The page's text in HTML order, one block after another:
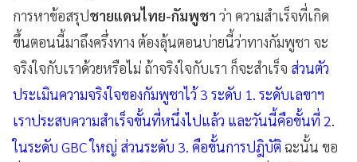
การหาข้อสรุปชายแดนไทย-กัมพูชา ว่า ความสำเร็จที่เกิด
ขึ้นตอนนี้มาถึงครึ่งทาง ต้องลุ้นตอนบ่ายนี้ว่าทางกัมพูชา จะ
จริงใจกับเราด้วยหรือไม่ ถ้าจริงใจกับเรา ก็จะสำเร็จ ส่วนตัว
ประเมินความจริงใจของกัมพูชาไว้ 3 ระดับ 1. ระดับเลขาฯ
เราประสบความสำเร็จขั้นที่หนึ่งไปแล้ว และวันนี้คือขั้นที่ 2.
ในระดับ GBC ใหญ่ ส่วนระดับ 3. คือขั้นการปฎิบัติฉะนั้น ขอ